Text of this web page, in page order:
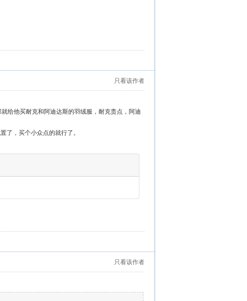
只看该作者
给他买耐克和阿迪达斯的羽绒服，耐克贵点，阿迪
了，买个小众点的就行了。
只看该作者